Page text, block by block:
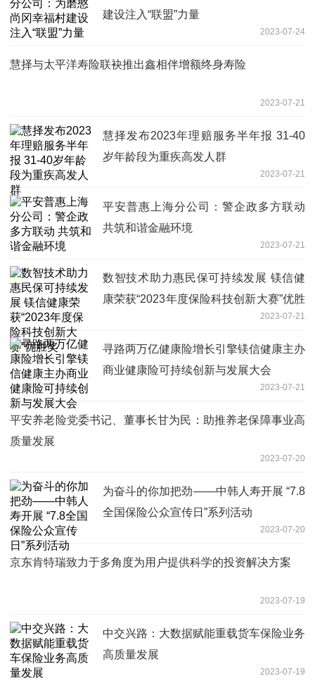
建设注入“联盟”力量
2023-07-24
慧择与太平洋寿险联袂推出鑫相伴增额终身寿险
2023-07-21
慧择发布2023年理赔服务半年报 31-40
岁年龄段为重疾高发人群
2023-07-21
平安普惠上海分公司：警企政多方联动
共筑和谐金融环境
2023-07-21
数智技术助力惠民保可持续发展 镁信健
康荣获“2023年度保险科技创新大赛”优胜
2023-07-21
寻路两万亿健康险增长引擎镁信健康主办
商业健康险可持续创新与发展大会
2023-07-21
平安养老险党委书记、董事长甘为民：助推养老保障事业高
质量发展
2023-07-20
为奋斗的你加把劲——中韩人寿开展 “7.8
全国保险公众宣传日”系列活动
2023-07-20
京东肯特瑞致力于多角度为用户提供科学的投资解决方案
2023-07-19
中交兴路：大数据赋能重载货车保险业务
高质量发展
2023-07-19